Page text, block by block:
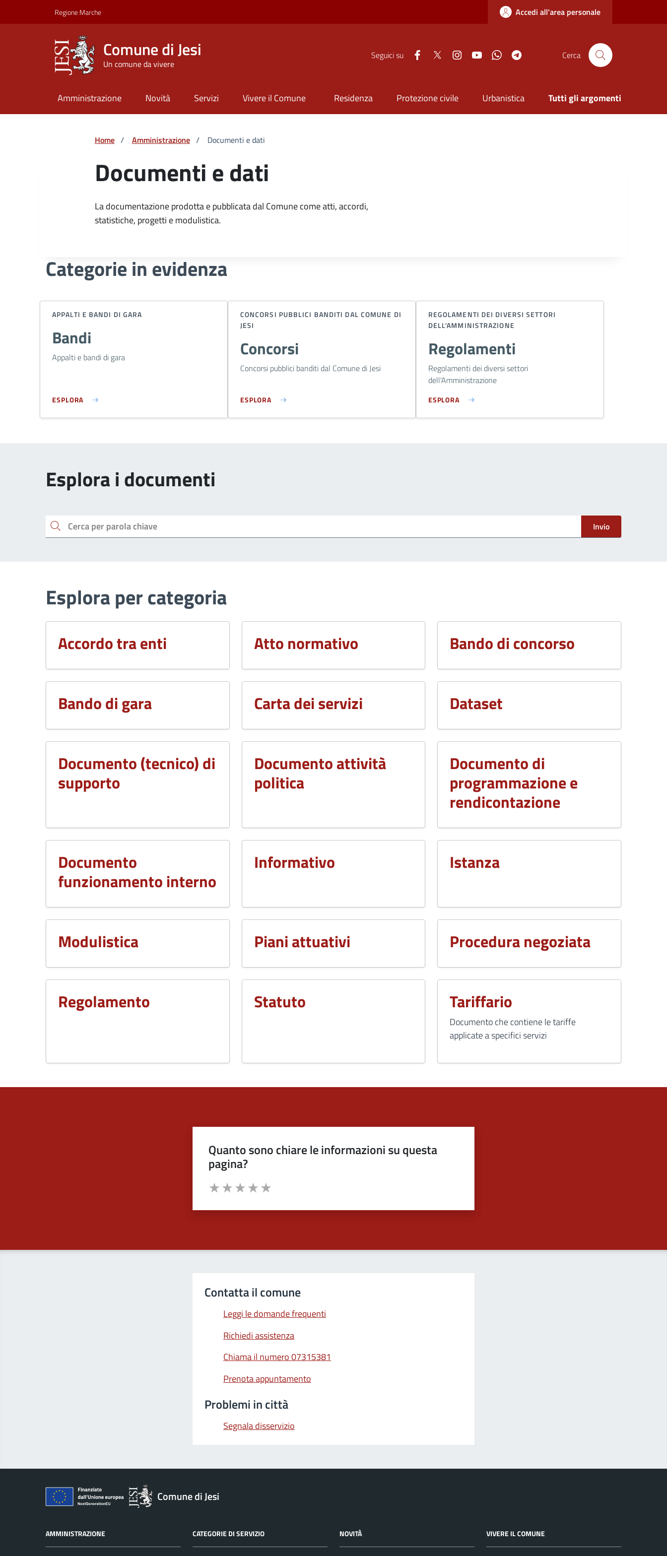
Skip to Main Content
Regione Marche Accedi all'area personale
Comune di Jesi
Un comune da vivere
Seguici su FacebookTwitter InstagramYouTube Whatsapp Cerca
Amministrazione Novità Servizi Vivere il Comune Residenza Protezione civile Urbanistica Tutti gli argomenti
Home / Amministrazione / Documenti e dati
Documenti e dati
La documentazione prodotta e pubblicata dal Comune come atti, accordi,
statistiche, progetti e modulistica.
Categorie in evidenza
APPALTI E BANDI DI GARA
Bandi
Appalti e bandi di gara
ESPLORA
CONCORSI PUBBLICI BANDITI DAL COMUNE DI
JESI
Concorsi
Concorsi pubblici banditi dal Comune di Jesi
ESPLORA
REGOLAMENTI DEI DIVERSI SETTORI
DELL'AMMINISTRAZIONE
Regolamenti
Regolamenti dei diversi settori
dell'Amministrazione
ESPLORA
Esplora i documenti
Cerca Invio
Esplora per categoria
Accordo tra enti Atto normativo Bando di concorso
Bando di gara Carta dei servizi Dataset
Documento (tecnico) di
supporto
Documento attività
politica
Documento di
programmazione e
rendicontazione
Documento
funzionamento interno
Informativo Istanza
Modulistica Piani attuativi Procedura negoziata
Regolamento Statuto Tariffario
Documento che contiene le tariffe
applicate a specifici servizi
Quanto sono chiare le informazioni su questa
pagina?
Valuta da 1 a 5 stelle la pagina
Contatta il comune
Leggi le domande frequenti
Richiedi assistenza
Chiama il numero 07315381
Prenota appuntamento
Problemi in città
Segnala disservizio
Comune di Jesi
AMMINISTRAZIONE CATEGORIE DI SERVIZIO NOVITÀ VIVERE IL COMUNE